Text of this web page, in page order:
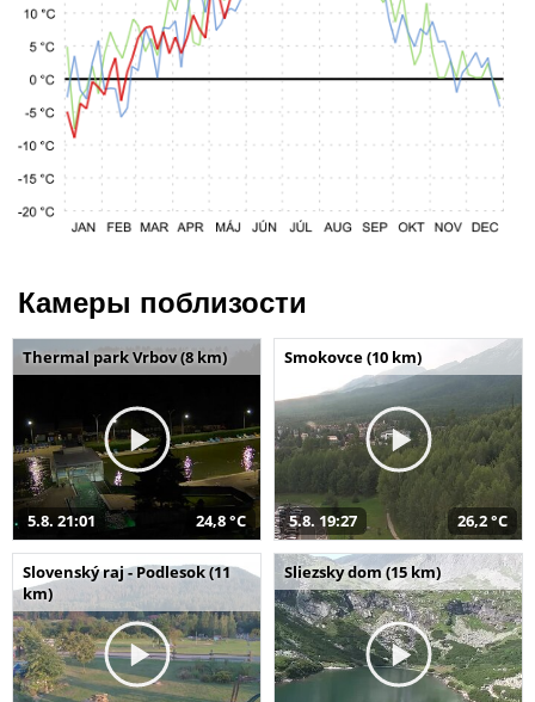
Камеры поблизости
Thermal park Vrbov (8 km)
5.8. 21:01 24,8 °C
Smokovce (10 km)
5.8. 19:27 26,2 °C
Slovenský raj - Podlesok (11
km)
Sliezsky dom (15 km)